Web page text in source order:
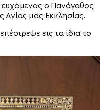
ευχόμενος ο Πανάγαθος
Αγίας μας Εκκλησίας.
εις τα ίδια το